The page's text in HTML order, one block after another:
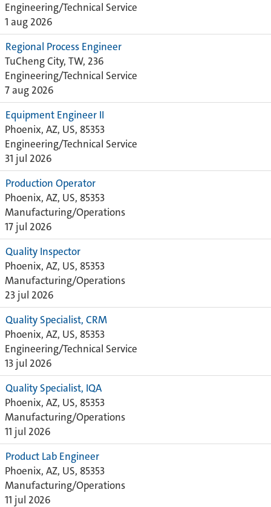
Engineering/Technical Service
1 aug 2026
Regional Process Engineer
TuCheng City, TW, 236
Engineering/Technical Service
7 aug 2026
Equipment Engineer II
Phoenix, AZ, US, 85353
Engineering/Technical Service
31 jul 2026
Production Operator
Phoenix, AZ, US, 85353
Manufacturing/Operations
17 jul 2026
Quality Inspector
Phoenix, AZ, US, 85353
Manufacturing/Operations
23 jul 2026
Quality Specialist, CRM
Phoenix, AZ, US, 85353
Engineering/Technical Service
13 jul 2026
Quality Specialist, IQA
Phoenix, AZ, US, 85353
Manufacturing/Operations
11 jul 2026
Product Lab Engineer
Phoenix, AZ, US, 85353
Manufacturing/Operations
11 jul 2026